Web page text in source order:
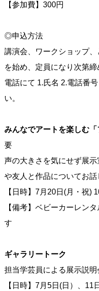
【参加費】300円
◎申込方法
講演会、ワークショップ
を始め、定員になり次第締
電話にて 1.氏名 2.電話番
い。
みんなでアートを楽しむ「
要
声の大きさを気にせず展
や友人と作品についてお話
【日時】7月20日(月・祝)
【備考】ベビーカーレン
す
ギャラリートーク
担当学芸員による展示説明
【日時】7月5日(日）、11